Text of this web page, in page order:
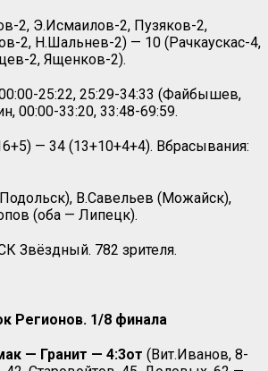
2, Э.Исмаилов-2, Пузяков-2,
2, Н.Шальнев-2) — 10 (Рачкаускас-4,
2, Ященков-2).
25:22, 25:29-34:33 (Файбышев,
00:00-33:20, 33:48-69:59.
— 34 (13+10+4+4). Вбрасывания:
В.Савельев (Можайск),
(оба — Липецк).
Звёздный. 782 зрителя.
Регионов. 1/8 финала
— Гранит — 4:3от (Вит.Иванов, 8-